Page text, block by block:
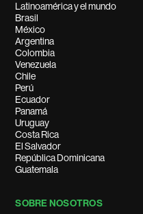
Latinoamérica y el mundo
Brasil
México
Argentina
Colombia
Venezuela
Chile
Perú
Ecuador
Panamá
Uruguay
Costa Rica
El Salvador
República Dominicana
Guatemala
SOBRE NOSOTROS